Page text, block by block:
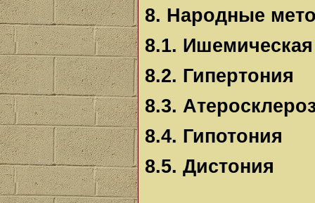
8. Народные
8.1.
8.2. Гипертония
8.3.
8.4. Гипотония
8.5. Дистония